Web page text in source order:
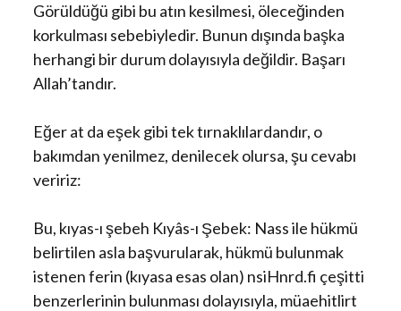
Görüldüğü gibi bu atın kesilmesi, öleceğinden
korkulması sebebiyledir. Bunun dışında başka
herhangi bir durum dolayısıyla değildir. Başarı
Allah’tandır.
Eğer at da eşek gibi tek tırnaklılardandır, o
bakımdan yenilmez, denilecek olursa, şu cevabı
veririz:
Bu, kıyas-ı şebeh Kıyâs-ı Şebek: Nass ile hükmü
belirtilen asla başvurularak, hükmü bulunmak
istenen ferin (kıyasa esas olan) nsiHnrd.fi çeşitti
benzerlerinin bulunması dolayısıyla, müaehitlirt